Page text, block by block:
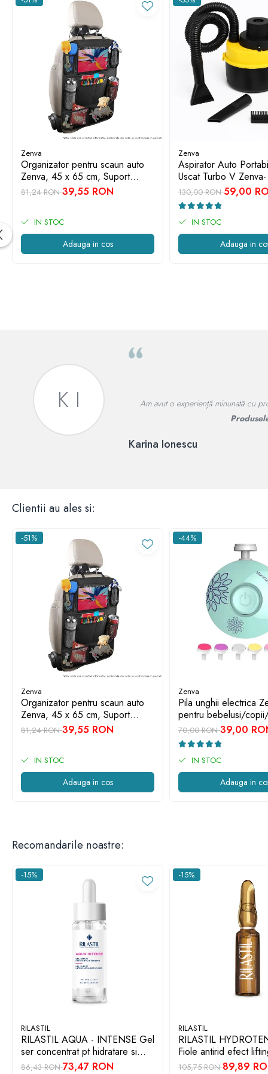
Pachetul include: 1 buc. x Aparat de masurare a
Zenva
Organizator pentru scaun auto
Zenva, 45 x 65 cm, Suport
Tableta, Impermeabil, Negru,
Protectie Scaun Auto, Spatar
81,24 RON39,55 RON
IN STOC
Adauga in cos
Zenva
Aspirator Auto
Uscat Turbo V
Mare de Absorbtie,
Multiple
130,00 RON59,00
IN STOC
Adauga in
P A Jocuri si figurine Rascals pentru copii.
Clientii au ales si:
-51%
Zenva
Organizator pentru scaun auto
Zenva, 45 x 65 cm, Suport
Tableta, Impermeabil, Negru,
Protectie Scaun Auto, Spatar
81,24 RON39,55 RON
IN STOC
Adauga in cos
-44%
Zenva
Pila unghii electrica
pentru bebelusi/
capete de schimb,
70,00 RON39,00
IN STOC
Adauga in
Recomandarile noastre:
-15%
RILASTIL
RILASTIL AQUA - INTENSE Gel
ser concentrat pt hidratare si
anti-poluare x 30ml
86,43 RON73,47 RON
-15%
RILASTIL
RILASTIL
Fiole antirid efect
105,75 RON89,89